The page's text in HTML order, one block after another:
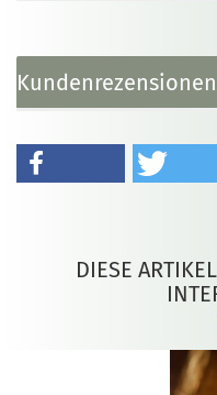
Kundenrezensionen
DIESE